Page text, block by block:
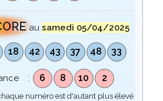
au samedi 05/04/2025
18 42 43 37 48 33
: 6 8 10 2
numéro est d'autant plus élevé